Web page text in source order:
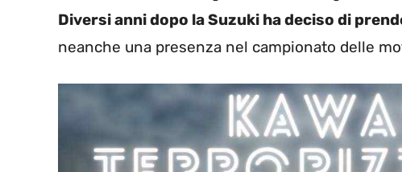
Diversi anni dopo la Suzuki ha deciso di
neanche una presenza nel campionato delle